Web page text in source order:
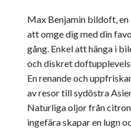
Max Benjamin bildoft,
att omge dig med din
gång. Enkel att hänga i
och diskret
En renande och
av resor till sydöstra
Naturliga oljor från
ingefära skapar en lugn